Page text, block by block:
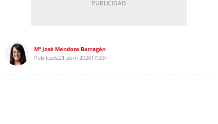
Mª José Mendoza Barragán
Publicada21 abril 202617:00h